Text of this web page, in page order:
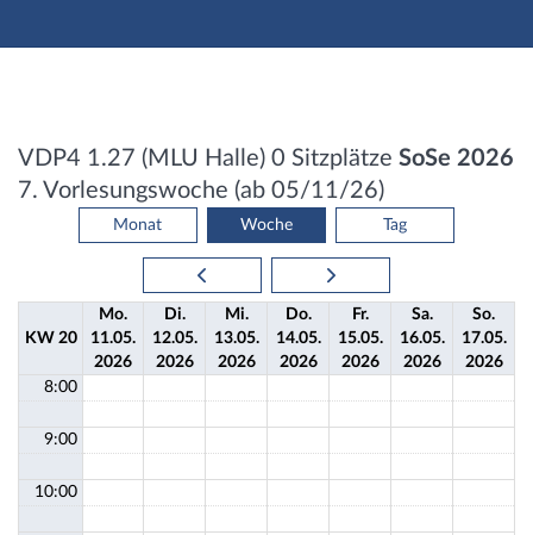
Hauptnavigation
Belegungsplan: Raum VDP4 1.27 (MLU Halle)
VDP4 1.27 (MLU Halle) 0 Sitzplätze SoSe 2026
7. Vorlesungswoche (ab 05/11/26)
Monat Woche Tag
KW 20
Mo.
11.05.
2026
Di.
12.05.
2026
Mi.
13.05.
2026
Do.
14.05.
2026
Fr.
15.05.
2026
Sa.
16.05.
2026
So.
17.05.
2026
8:00
9:00
10:00